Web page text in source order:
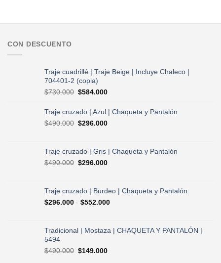
CON DESCUENTO
Traje cuadrillé | Traje Beige | Incluye Chaleco |
704401-2 (copia)
$730.000 El
original
era:
$730.000.
$584.000El
actual
es:
Traje cruzado | Azul | Chaqueta y Pantalón
$490.000 El
era:
$490.000.
$296.000El
es:
Traje cruzado | Gris | Chaqueta y Pantalón
$490.000 El
era:
$490.000.
$296.000El
es:
$296.000.
Traje cruzado | Burdeo | Chaqueta y Pantalón
$296.000 - $552.000Rango
desde
Tradicional | Mostaza | CHAQUETA Y PANTALÓN |
5494
$490.000 El
$149.000El